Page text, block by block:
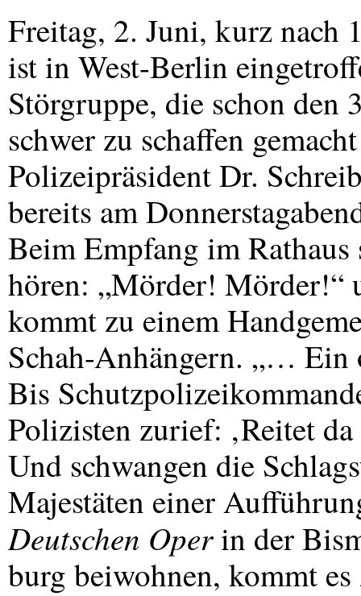
Freitag, 2. Juni, kurz nach
ist in West-Berlin
Störgruppe, die schon den
schwer zu schaffen
Polizeipräsident Dr.
bereits am
Beim Empfang im
hören: „Mörder! Mörder!“
kommt zu einem
Schah-Anhängern. „… Ein
Bis
Polizisten zurief: ‚Reitet
Und schwangen die
Majestäten einer
Deutschen Operin der
burg beiwohnen, kommt es